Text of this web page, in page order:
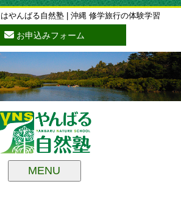
やんばる自然塾 | 沖縄 修学旅行の体験学習
お申込みフォーム
MENU